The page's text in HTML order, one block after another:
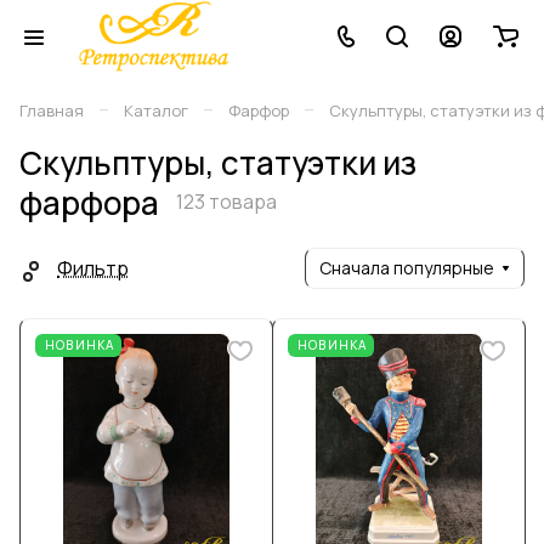
Главная – Каталог – Фарфор – Скульптуры, статуэтки из
Скульптуры, статуэтки из
фарфора
123 товара
Фильтр Сначала популярные
НОВИНКА НОВИНКА